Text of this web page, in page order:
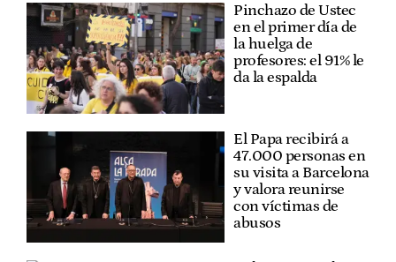
Pinchazo de Ustec
en el primer día de
la huelga de
profesores: el 91% le
da la espalda
El Papa recibirá a
47.000 personas en
su visita a Barcelona
y valora reunirse
con víctimas de
abusos